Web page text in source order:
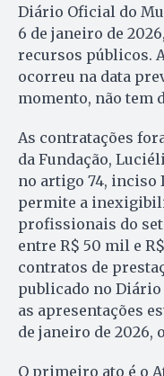
Diário Oficial do
6 de janeiro de
recursos públicos.
ocorreu na data
momento, não tem
As contratações
da Fundação,
no artigo 74, inciso
permite a
profissionais do
entre R$ 50 mil e
contratos de
publicado no
as apresentações
de janeiro de 2026,
O primeiro ato é o